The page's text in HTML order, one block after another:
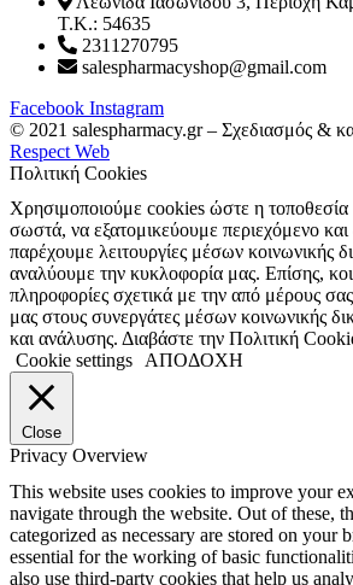
T.K.: 54635
2311270795
salespharmacyshop@gmail.com
Facebook Instagram
© 2021 salespharmacy.gr – Σχεδιασμός &
Respect Web
Πολιτική Cookies
Χρησιμοποιούμε cookies ώστε η τοποθεσία
σωστά, να εξατομικεύουμε περιεχόμενο και
παρέχουμε λειτουργίες μέσων κοινωνικής
αναλύουμε την κυκλοφορία μας. Επίσης,
πληροφορίες σχετικά με την από μέρους
μας στους συνεργάτες μέσων κοινωνικής
και ανάλυσης. Διαβάστε την Πολιτική
Cookie settings ΑΠΟΔΟΧΗ
Close
Privacy Overview
This website uses cookies to improve your
navigate through the website. Out of these,
categorized as necessary are stored on your
essential for the working of basic
also use third-party cookies that help us